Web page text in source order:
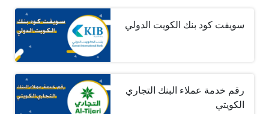
سويفت كود بنك الكويت الدولي
رقم خدمة عملاء البنك التجاري
الكويتي